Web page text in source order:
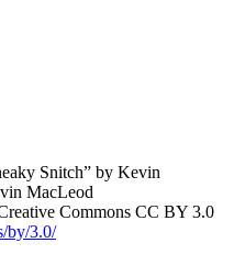
Snitch” by Kevin
MacLeod
Commons CC BY 3.0
by/3.0/